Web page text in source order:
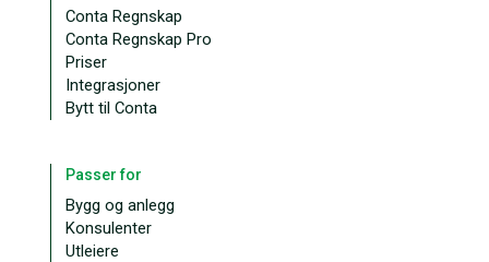
Conta Regnskap
Conta Regnskap Pro
Priser
Integrasjoner
Bytt til Conta
Passer for
Bygg og anlegg
Konsulenter
Utleiere